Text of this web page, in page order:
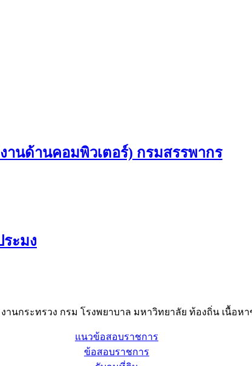
นด้านคอมพิวเตอร์) กรมสรรพากร
ะมง
านกระทรวง กรม โรงพยาบาล มหาวิทยาลัย ท้องถิ่น เนื้อ
แนวข้อสอบราชการ
ข้อสอบราชการ